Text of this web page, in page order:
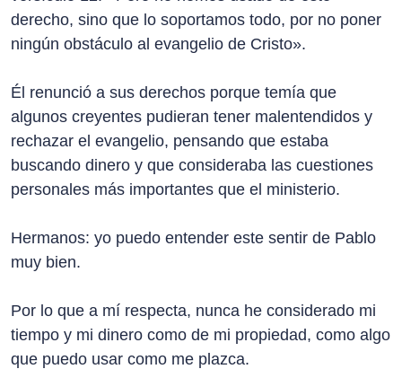
derecho, sino que lo soportamos todo, por no poner
ningún obstáculo al evangelio de Cristo».
Él renunció a sus derechos porque temía que
algunos creyentes pudieran tener malentendidos y
rechazar el evangelio, pensando que estaba
buscando dinero y que consideraba las cuestiones
personales más importantes que el ministerio.
Hermanos: yo puedo entender este sentir de Pablo
muy bien.
Por lo que a mí respecta, nunca he considerado mi
tiempo y mi dinero como de mi propiedad, como algo
que puedo usar como me plazca.